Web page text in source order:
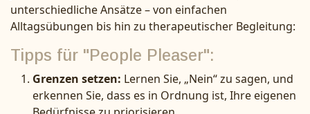
unterschiedliche Ansätze – von einfachen
Alltagsübungen bis hin zu therapeutischer Begleitung:
Tipps für "People Pleaser":
Grenzen setzen: Lernen Sie, „Nein“ zu sagen, und
erkennen Sie, dass es in Ordnung ist, Ihre eigenen